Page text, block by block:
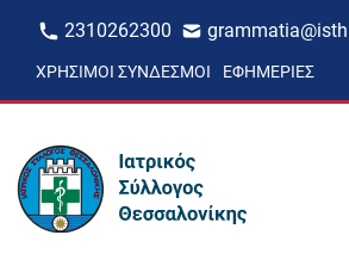
2310262300
ΧΡΉΣΙΜΟΙ ΣΎΝΔΕΣΜΟΙ ΕΦΗΜΕΡΊΕΣ